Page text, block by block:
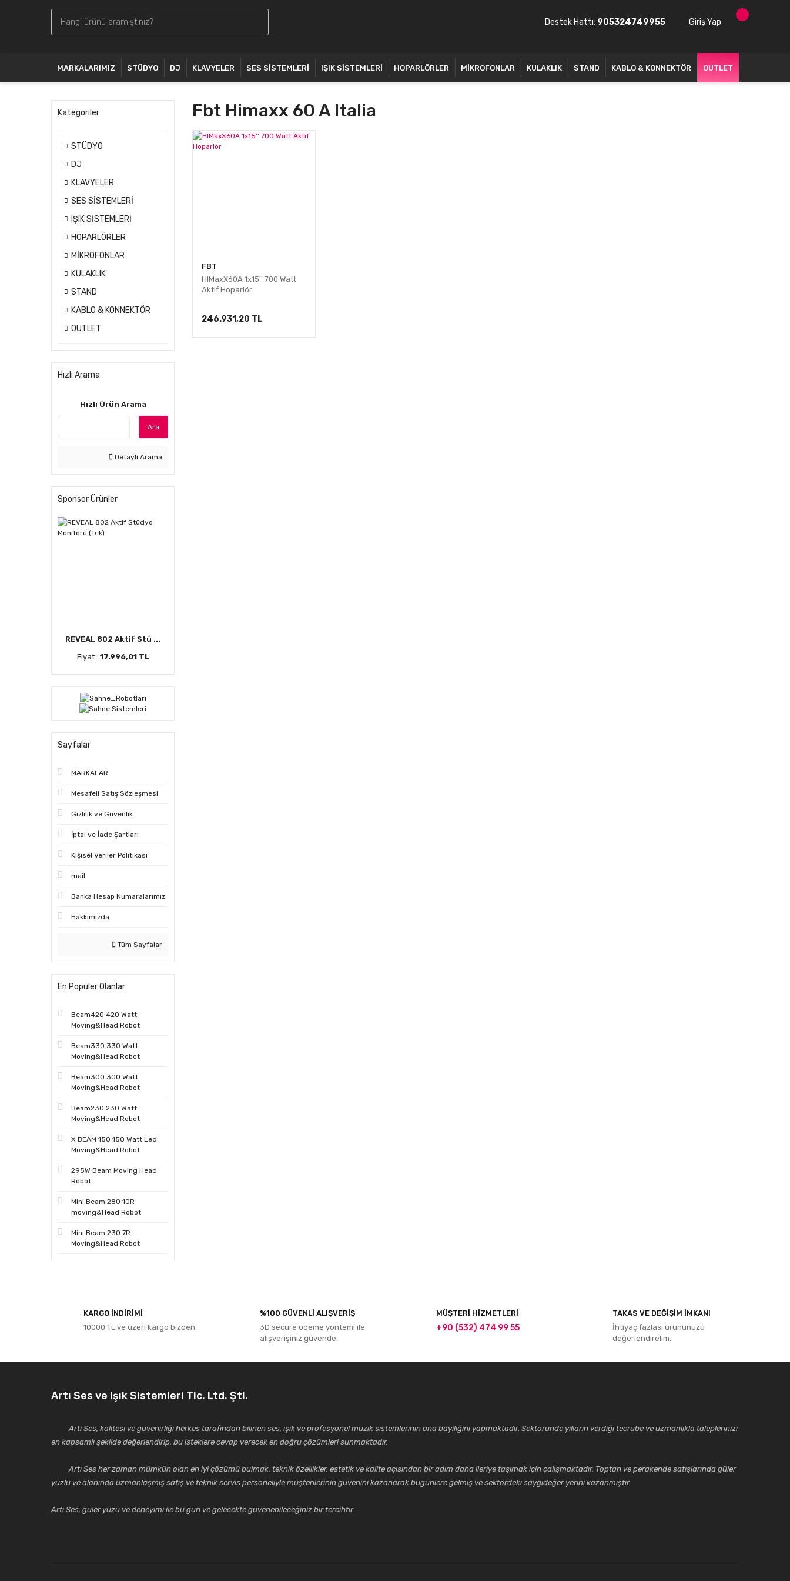
Destek Hattı: 905324749955 Giriş Yap
MARKALARIMIZ STÜDYO DJ KLAVYELER SES SİSTEMLERİ IŞIK SİSTEMLERİ HOPARLÖRLER MİKROFONLAR KULAKLIK STAND KABLO & KONNEKTÖR OUTLET
Kategoriler
STÜDYO
DJ
KLAVYELER
SES SİSTEMLERİ
IŞIK SİSTEMLERİ
HOPARLÖRLER
MİKROFONLAR
KULAKLIK
STAND
KABLO & KONNEKTÖR
OUTLET
Hızlı Arama
Hızlı Ürün Arama
Ara
Detaylı Arama
Sponsor Ürünler
REVEAL 802 Aktif Stü ...
Fiyat : 17.996,01 TL
Sayfalar
MARKALAR
Mesafeli Satış Sözleşmesi
Gizlilik ve Güvenlik
İptal ve İade Şartları
Kişisel Veriler Politikası
mail
Banka Hesap Numaralarımız
Hakkımızda
Tüm Sayfalar
En Populer Olanlar
Beam420 420 Watt
Moving&Head Robot
Beam330 330 Watt
Moving&Head Robot
Beam300 300 Watt
Moving&Head Robot
Beam230 230 Watt
Moving&Head Robot
X BEAM 150 150 Watt Led
Moving&Head Robot
295W Beam Moving Head
Robot
Mini Beam 280 10R
moving&Head Robot
Mini Beam 230 7R
Moving&Head Robot
Fbt Himaxx 60 A Italia
FBT
HIMaxX60A 1x15'' 700 Watt
Aktif Hoparlör
246.931,20 TL
İncele
KARGO İNDİRİMİ
10000 TL ve üzeri kargo bizden
%100 GÜVENLİ ALIŞVERİŞ
3D secure ödeme yöntemi ile
alışverişiniz güvende.
MÜŞTERİ HİZMETLERİ
+90 (532) 474 99 55
TAKAS VE DEĞİŞİM İMKANI
İhtiyaç fazlası ürününüzü
değerlendirelim.
Artı Ses ve Işık Sistemleri Tic. Ltd. Şti.
Artı Ses, kalitesi ve güvenirliği herkes tarafından bilinen ses, ışık ve profesyonel müzik sistemlerinin ana bayiliğini yapmaktadır. Sektöründe yılların verdiği tecrübe ve uzmanlıkla taleplerinizi
en kapsamlı şekilde değerlendirip, bu isteklere cevap verecek en doğru çözümleri sunmaktadır.
Artı Ses her zaman mümkün olan en iyi çözümü bulmak, teknik özellikler, estetik ve kalite açısından bir adım daha ileriye taşımak için çalışmaktadır. Toptan ve perakende satışlarında güler
yüzlü ve alanında uzmanlaşmış satış ve teknik servis personeliyle müşterilerinin güvenini kazanarak bugünlere gelmiş ve sektördeki saygıdeğer yerini kazanmıştır.
Artı Ses, güler yüzü ve deneyimi ile bu gün ve gelecekte güvenebileceğiniz bir tercihtir.